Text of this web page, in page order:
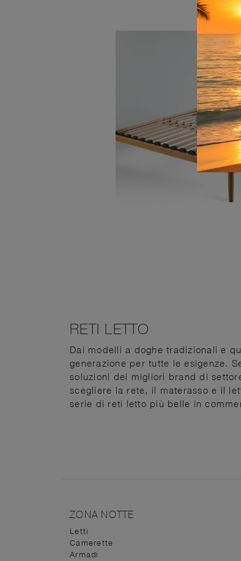
RETI LETTO
Dai modelli a doghe tradizionali e
generazione per tutte le esigenze.
soluzioni dei migliori brand di
scegliere la rete, il materasso e il
serie di reti letto più belle in
ZONA NOTTE
Letti
Camerette
Armadi